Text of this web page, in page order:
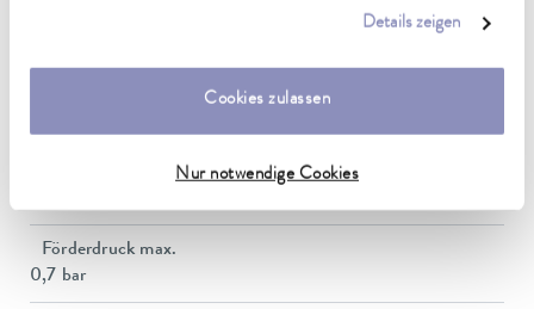
Details zeigen
Cookies zulassen
Nur notwendige Cookies
Leistungsaufnahme max.
Leistungsaufnahme
Förderdruck max.
0,7 bar